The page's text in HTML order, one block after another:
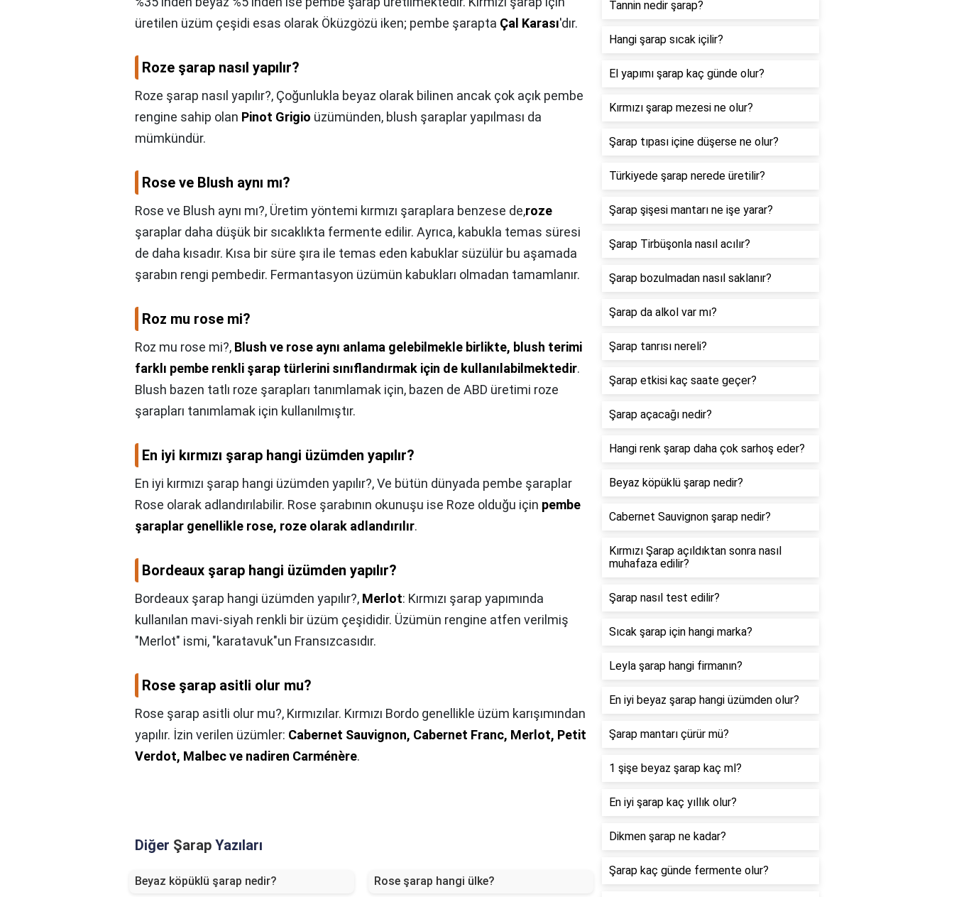
üretilen üzüm çeşidi esas olarak Öküzgözü iken; pembe şarapta Çal Karası'dır.
Roze şarap nasıl yapılır?
Roze şarap nasıl yapılır?, Çoğunlukla beyaz olarak bilinen ancak çok açık pembe
rengine sahip olan Pinot Grigio üzümünden, blush şaraplar yapılması da
mümkündür.
Rose ve Blush aynı mı?
Rose ve Blush aynı mı?, Üretim yöntemi kırmızı şaraplara benzese de,roze
şaraplar daha düşük bir sıcaklıkta fermente edilir. Ayrıca, kabukla temas süresi
de daha kısadır. Kısa bir süre şıra ile temas eden kabuklar süzülür bu aşamada
şarabın rengi pembedir. Fermantasyon üzümün kabukları olmadan tamamlanır.
Roz mu rose mi?
Roz mu rose mi?, Blush ve rose aynı anlama gelebilmekle birlikte, blush terimi
farklı pembe renkli şarap türlerini sınıflandırmak için de kullanılabilmektedir.
Blush bazen tatlı roze şarapları tanımlamak için, bazen de ABD üretimi roze
şarapları tanımlamak için kullanılmıştır.
En iyi kırmızı şarap hangi üzümden yapılır?
En iyi kırmızı şarap hangi üzümden yapılır?,Ve bütün dünyada pembe şaraplar
Rose olarak adlandırılabilir. Rose şarabının okunuşu ise Roze olduğu için pembe
şaraplar genellikle rose, roze olarak adlandırılır.
Bordeaux şarap hangi üzümden yapılır?
Bordeaux şarap hangi üzümden yapılır?, Merlot: Kırmızı şarap yapımında
kullanılan mavi-siyah renkli bir üzüm çeşididir. Üzümün rengine atfen verilmiş
"Merlot" ismi, "karatavuk"un Fransızcasıdır.
Rose şarap asitli olur mu?
Rose şarap asitli olur mu?, Kırmızılar. Kırmızı Bordo genellikle üzüm karışımından
yapılır. İzin verilen üzümler: Cabernet Sauvignon, Cabernet Franc, Merlot, Petit
Verdot, Malbec ve nadiren Carménère.
Diğer Şarap Yazıları
Beyaz köpüklü şarap nedir? Rose şarap hangi ülke?
Tannin nedir şarap?
Hangi şarap sıcak içilir?
El yapımı şarap kaç günde olur?
Kırmızı şarap mezesi ne olur?
Şarap tıpası içine düşerse ne olur?
Türkiyede şarap nerede üretilir?
Şarap şişesi mantarı ne işe yarar?
Şarap Tirbüşonla nasıl acılır?
Şarap bozulmadan nasıl saklanır?
Şarap da alkol var mı?
Şarap tanrısı nereli?
Şarap etkisi kaç saate geçer?
Şarap açacağı nedir?
Hangi renk şarap daha çok sarhoş eder?
Beyaz köpüklü şarap nedir?
Cabernet Sauvignon şarap nedir?
Kırmızı Şarap açıldıktan sonra nasıl
muhafaza edilir?
Şarap nasıl test edilir?
Sıcak şarap için hangi marka?
Leyla şarap hangi firmanın?
En iyi beyaz şarap hangi üzümden olur?
Şarap mantarı çürür mü?
1 şişe beyaz şarap kaç ml?
En iyi şarap kaç yıllık olur?
Dikmen şarap ne kadar?
Şarap kaç günde fermente olur?